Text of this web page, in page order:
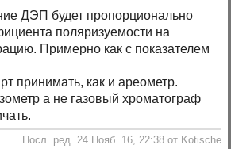
ДЭП будет пропорционально
поляризуемости на
Примерно как с показателем
принимать, как и ареометр.
а не газовый хроматограф
Посл. ред. 24 Нояб. 16, 22:38 от Kotische